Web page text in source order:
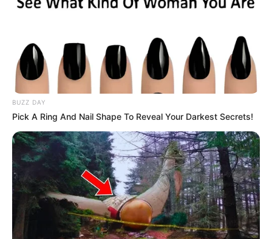
BUZZ DAY
Pick A Ring And Nail Shape To Reveal Your Darkest Secrets!